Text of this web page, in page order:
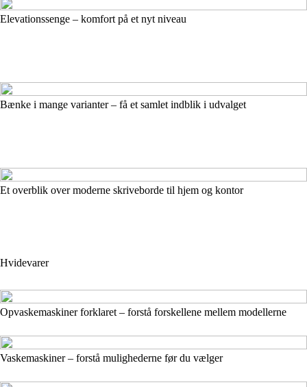
Elevationssenge – komfort på et nyt niveau
Bænke i mange varianter – få et samlet indblik i udvalget
Et overblik over moderne skriveborde til hjem og kontor
Hvidevarer
Opvaskemaskiner forklaret – forstå forskellene mellem modellerne
Vaskemaskiner – forstå mulighederne før du vælger